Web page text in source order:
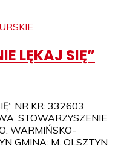
LĘKAJ SIĘ”
NR KR: 332603
STOWARZYSZENIE
WARMIŃSKO-
GMINA: M. OLSZTYN